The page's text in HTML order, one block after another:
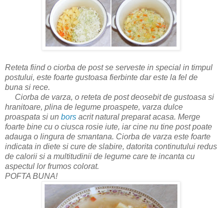
Reteta fiind o ciorba de post se serveste in special in timpul
postului, este foarte gustoasa fierbinte dar este la fel de
buna si rece.
Ciorba de varza, o reteta de post deosebit de gustoasa si
hranitoare, plina de legume proaspete, varza dulce
proaspata si un bors acrit natural preparat acasa. Merge
foarte bine cu o ciusca rosie iute, iar cine nu tine post poate
adauga o lingura de smantana. Ciorba de varza este foarte
indicata in diete si cure de slabire, datorita continutului redus
de calorii si a multitudinii de legume care te incanta cu
aspectul lor frumos colorat.
POFTA BUNA!